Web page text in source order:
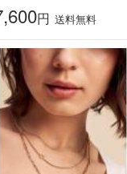
円 送料無料